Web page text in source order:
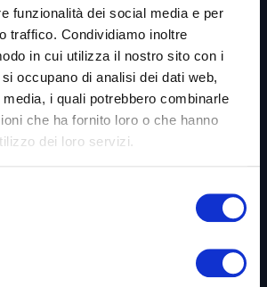
funzionalità dei social media e per
traffico. Condividiamo inoltre
in cui utilizza il nostro sito con i
occupano di analisi dei dati web,
i quali potrebbero combinarle
che ha fornito loro o che hanno
dei loro servizi.
Unit